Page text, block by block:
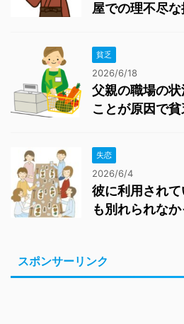
屋での理不尽
貧乏
2026/6/18
父親の職場の
ことが原因で
失恋
2026/6/4
彼に利用され
も別れられな
スポンサーリンク